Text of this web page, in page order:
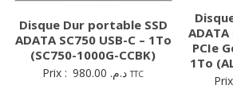
Disque Dur portable SSD
ADATA SC750 USB-C – 1To
(SC750-1000G-CCBK)
Prix : د.م. TTC
ADATA
PCIe
1To